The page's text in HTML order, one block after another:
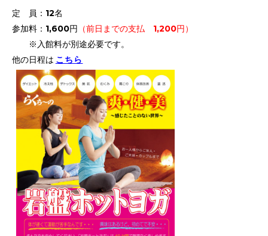
定 員：12名
参加料：1,600円 （前日までの支払 1,200円）
※入館料が別途必要です。
他の日程は こちら